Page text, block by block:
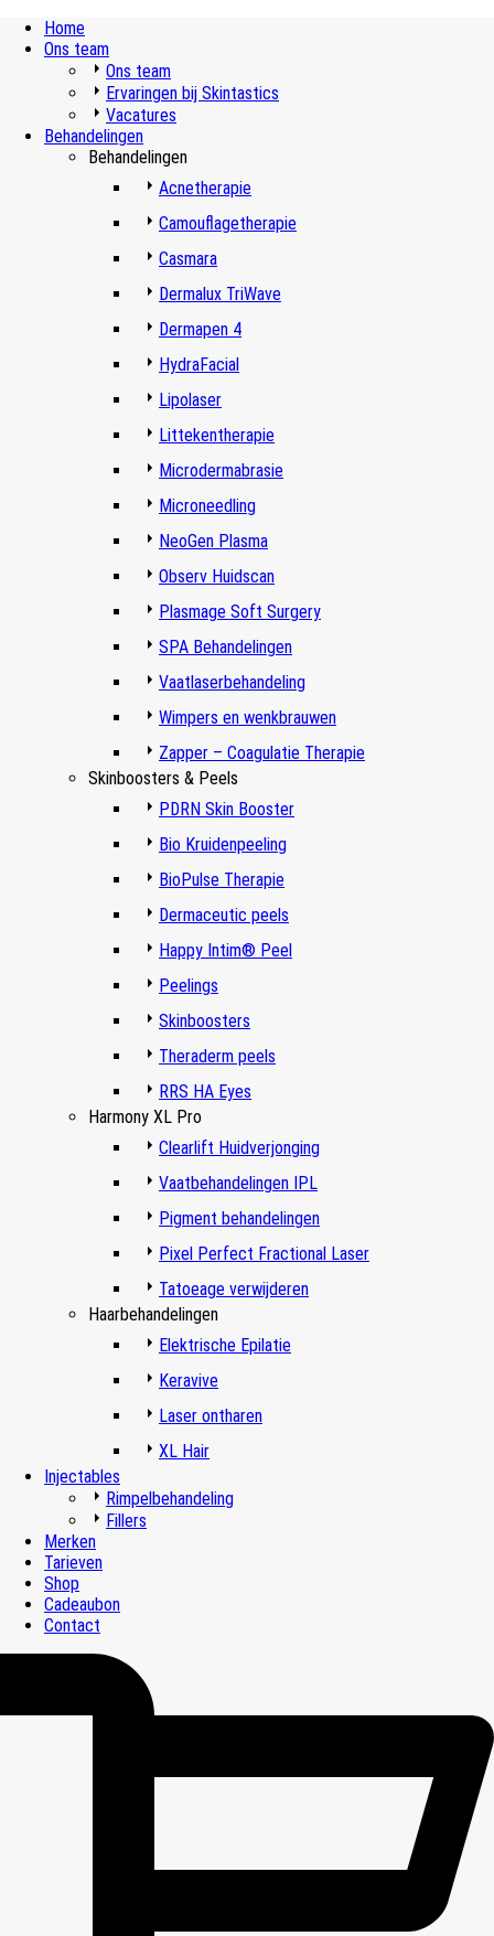
Home
Ons team
Ons team
Ervaringen bij Skintastics
Vacatures
Behandelingen
Behandelingen
Acnetherapie
Camouflagetherapie
Casmara
Dermalux TriWave
Dermapen 4
HydraFacial
Lipolaser
Littekentherapie
Microdermabrasie
Microneedling
NeoGen Plasma
Observ Huidscan
Plasmage Soft Surgery
SPA Behandelingen
Vaatlaserbehandeling
Wimpers en wenkbrauwen
Zapper – Coagulatie Therapie
Skinboosters & Peels
PDRN Skin Booster
Bio Kruidenpeeling
BioPulse Therapie
Dermaceutic peels
Happy Intim® Peel
Peelings
Skinboosters
Theraderm peels
RRS HA Eyes
Harmony XL Pro
Clearlift Huidverjonging
Vaatbehandelingen IPL
Pigment behandelingen
Pixel Perfect Fractional Laser
Tatoeage verwijderen
Haarbehandelingen
Elektrische Epilatie
Keravive
Laser ontharen
XL Hair
Injectables
Rimpelbehandeling
Fillers
Merken
Tarieven
Shop
Cadeaubon
Contact